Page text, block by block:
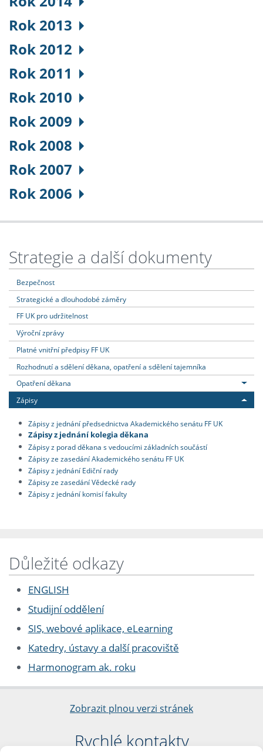
Rok 2013
Rok 2012
Rok 2011
Rok 2010
Rok 2009
Rok 2008
Rok 2007
Rok 2006
Strategie a další dokumenty
Bezpečnost
Strategické a dlouhodobé záměry
FF UK pro udržitelnost
Výroční zprávy
Platné vnitřní předpisy FF UK
Rozhodnutí a sdělení děkana, opatření a sdělení tajemníka
Opatření děkana
Zápisy
Zápisy z jednání předsednictva Akademického senátu FF UK
Zápisy z jednání kolegia děkana
Zápisy z porad děkana s vedoucími základních součástí
Zápisy ze zasedání Akademického senátu FF UK
Zápisy z jednání Ediční rady
Zápisy ze zasedání Vědecké rady
Zápisy z jednání komisí fakulty
Důležité odkazy
ENGLISH
Studijní oddělení
SIS, webové aplikace, eLearning
Katedry, ústavy a další pracoviště
Harmonogram ak. roku
Zobrazit plnou verzi stránek
Rychlé kontakty